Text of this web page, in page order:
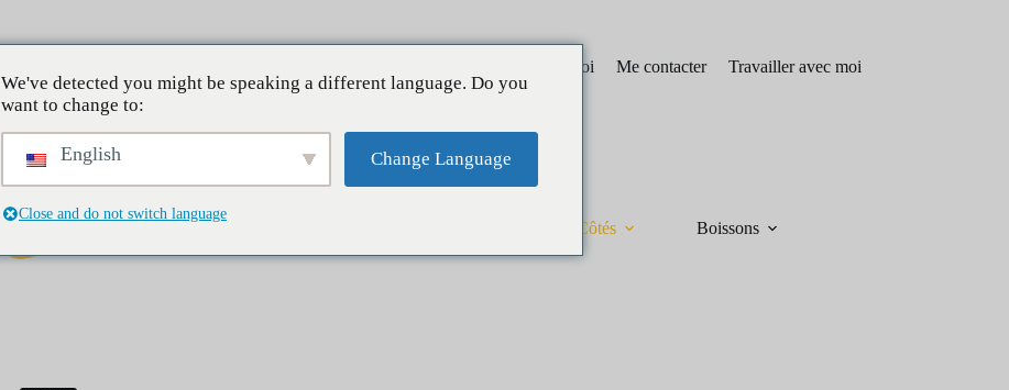
À propos de moi Me contacter Travailler avec moi
Côtés Boissons
We've detected you might be speaking a different language. Do you
want to change to:
English Change Language
Close and do not switch language